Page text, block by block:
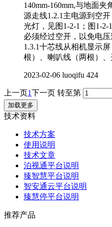
140mm-160mm,与地面夹
源走线1.2.1主电源到空
光灯，见图1-2-1；图1-
必须经过空开，以免电
1.3.1十芯线从相机显示
根）、喇叭线（两根）、
2023-02-06 luoqifu 424
上一页1下一页 转至第
加载更多
技术资料
技术方案
使用说明
技术文章
泊视通平台说明
臻智慧平台说明
智安通云平台说明
臻慧停平台说明
推荐产品